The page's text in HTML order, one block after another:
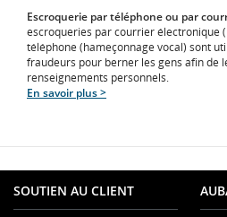
Escroquerie par téléphone ou par
escroqueries par courrier électronique
téléphone (hameçonnage vocal) sont
fraudeurs pour berner les gens afin de
renseignements personnels.
En savoir plus >
SOUTIEN AU CLIENT